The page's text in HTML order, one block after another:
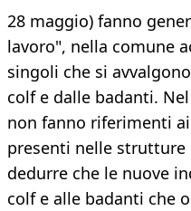
28 maggio) fanno
lavoro", nella comune
singoli che si
colf e dalle badanti.
non fanno riferimenti
presenti nelle
dedurre che le nuove
colf e alle badanti che